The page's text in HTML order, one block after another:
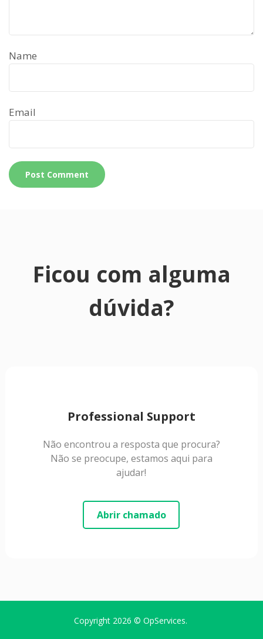
Name
Email
Ficou com alguma
dúvida?
Professional Support
Não encontrou a resposta que procura?
Não se preocupe, estamos aqui para
ajudar!
Abrir chamado
Copyright 2026 © OpServices.